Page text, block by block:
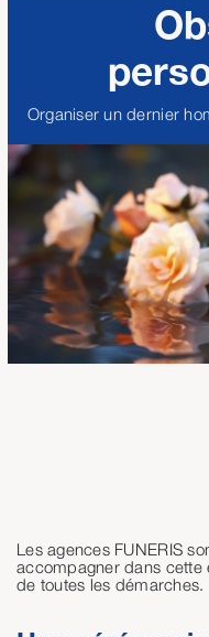
Organiser un dernier
Les agences FUNERIS
accompagner dans cette
de toutes les démarches.